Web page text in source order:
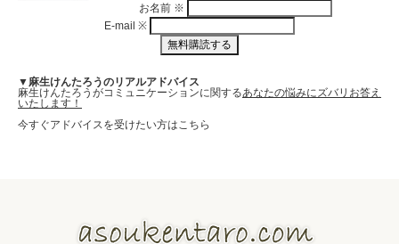
お名前 ※
E-mail ※
▼麻生けんたろうのリアルアドバイス
麻生けんたろうがコミュニケーションに関するあなたの悩みにズバリお答え
いたします！
今すぐアドバイスを受けたい方はこちら